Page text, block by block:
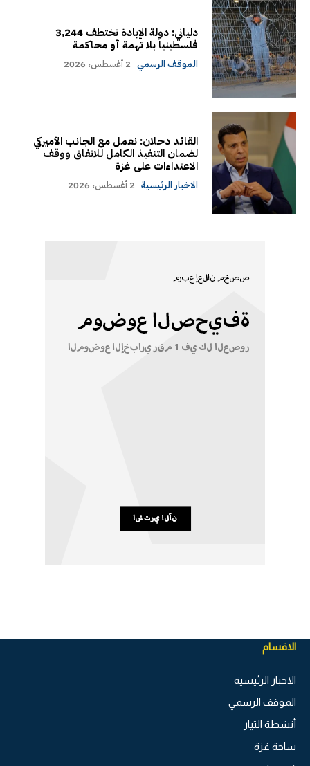
دلياني: دولة الإبادة تختطف 3,244
فلسطينياً بلا تهمة أو محاكمة
الموقف الرسمي 2 أغسطس، 2026
القائد دحلان: نعمل مع الجانب الأميركي
لضمان التنفيذ الكامل للاتفاق ووقف
الاعتداءات على غزة
الاخبار الرئيسية 2 أغسطس، 2026
الاقسام
الاخبار الرئيسية
الموقف الرسمي
أنشطة التيار
ساحة غزة